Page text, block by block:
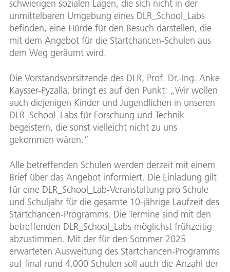
schwierigen sozialen Lagen, die sich nicht in der
unmittelbaren Umgebung eines DLR_School_Labs
befinden, eine Hürde für den Besuch darstellen, die
mit dem Angebot für die Startchancen-Schulen aus
dem Weg geräumt wird.
Die Vorstandsvorsitzende des DLR, Prof. Dr.-Ing. Anke
Kaysser-Pyzalla, bringt es auf den Punkt: „Wir wollen
auch diejenigen Kinder und Jugendlichen in unseren
DLR_School_Labs für Forschung und Technik
begeistern, die sonst vielleicht nicht zu uns
gekommen wären.“
Alle betreffenden Schulen werden derzeit mit einem
Brief über das Angebot informiert. Die Einladung gilt
für eine DLR_School_Lab-Veranstaltung pro Schule
und Schuljahr für die gesamte 10-jährige Laufzeit des
Startchancen-Programms. Die Termine sind mit den
betreffenden DLR_School_Labs möglichst frühzeitig
abzustimmen. Mit der für den Sommer 2025
erwarteten Ausweitung des Startchancen-Programms
auf final rund 4.000 Schulen soll auch die Anzahl der